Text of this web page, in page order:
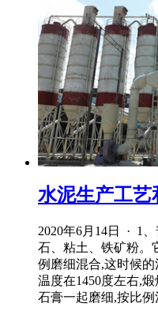
水泥生产工艺
2020年6月14日 · 1
石、粘土、铁矿粉。
例磨细混合,这时候
温度在1450度左右,
石膏一起磨细,按比例